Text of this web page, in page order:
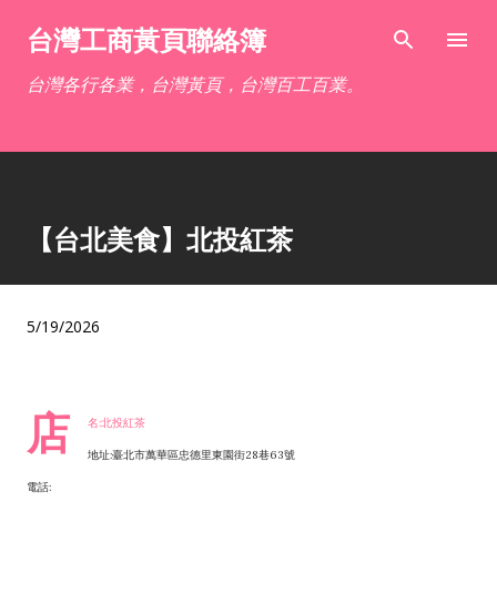
跳到主要內容
台灣工商黃頁聯絡簿
台灣各行各業，台灣黃頁，台灣百工百業。
【台北美食】北投紅茶
5/19/2026
店 名:北投紅茶
地址:臺北市萬華區忠德里東園街28巷63號
電話: